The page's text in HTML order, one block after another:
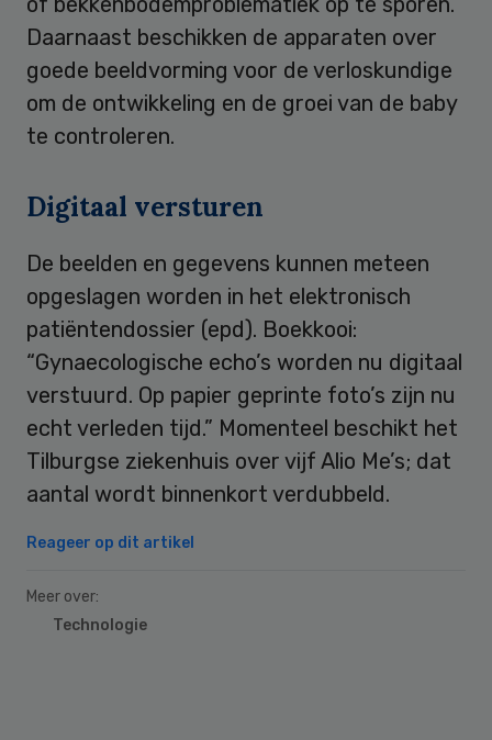
Daarnaast beschikken de apparaten over
goede beeldvorming voor de verloskundige
om de ontwikkeling en de groei van de baby
te controleren.
Digitaal versturen
De beelden en gegevens kunnen meteen
opgeslagen worden in het elektronisch
patiëntendossier (epd). Boekkooi:
“Gynaecologische echo’s worden nu digitaal
verstuurd. Op papier geprinte foto’s zijn nu
echt verleden tijd.” Momenteel beschikt het
Tilburgse ziekenhuis over vijf Alio Me’s; dat
aantal wordt binnenkort verdubbeld.
Reageer op dit artikel
Meer over:
Technologie